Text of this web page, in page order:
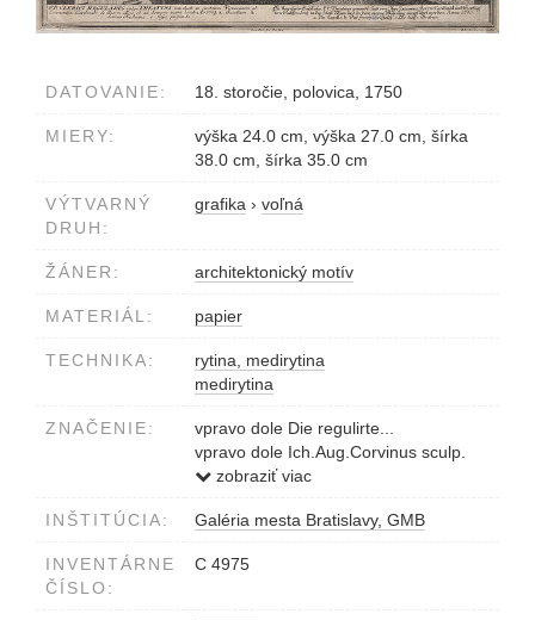
DATOVANIE: 18. storočie, polovica, 1750
MIERY:
výška 24.0 cm, výška 27.0 cm, šírka
38.0 cm, šírka 35.0 cm
VÝTVARNÝ
DRUH:
grafika › voľná
ŽÁNER: architektonický motív
MATERIÁL: papier
TECHNIKA:
rytina, medirytina
medirytina
ZNAČENIE:
vpravo dole Die regulirte...
vpravo dole Ich.Aug.Corvinus sculp.
vľavo dole Kleiner
zobraziť viac
INŠTITÚCIA: Galéria mesta Bratislavy, GMB
INVENTÁRNE
ČÍSLO:
C 4975